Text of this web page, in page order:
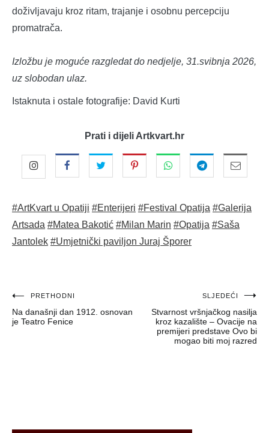
doživljavaju kroz ritam, trajanje i osobnu percepciju
promatrača.
Izložbu je moguće razgledat do nedjelje, 31.svibnja 2026,
uz slobodan ulaz.
Istaknuta i ostale fotografije: David Kurti
Prati i dijeli Artkvart.hr
#ArtKvart u Opatiji #Enterijeri #Festival Opatija #Galerija
Artsada #Matea Bakotić #Milan Marin #Opatija #Saša
Jantolek #Umjetnički paviljon Juraj Šporer
Navigacija
objava
PRETHODNI
Na današnji dan 1912. osnovan
je Teatro Fenice
SLJEDEĆI
Stvarnost vršnjačkog nasilja
kroz kazalište – Ovacije na
premijeri predstave Ovo bi
mogao biti moj razred